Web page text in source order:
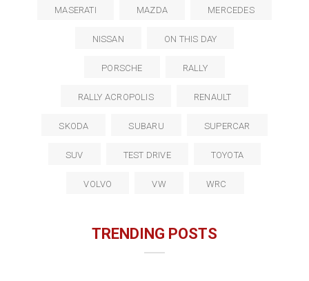
MASERATI MAZDA MERCEDES
NISSAN ON THIS DAY
PORSCHE RALLY
RALLY ACROPOLIS RENAULT
SKODA SUBARU SUPERCAR
SUV TEST DRIVE TOYOTA
VOLVO VW WRC
TRENDING POSTS